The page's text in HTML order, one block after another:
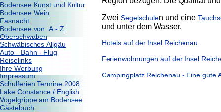
Bodensee Kunst und Kultur
Bodensee Wein
Fasnacht
Bodensee von A - Z
Oberschwaben
Schwäbisches Allgäu
Auto - Bahn - Flug
Reiselinks
Ihre Werbung
Impressum
Schulferien Termine 2008
Lake Constance / English
Vogelgrippe am Bodensee
Gästebuch
Zwei Segelschulen und eine
und unter dem Wasser.
Hotels auf der Insel Reichenau
Ferienwohnungen auf der Insel
Campingplatz Reichenau - Eine gute